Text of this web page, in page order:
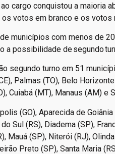
cargo conquistou a maioria
votos em branco e os votos
municípios com menos de
possibilidade de segundo
segundo turno em 51
Palmas (TO), Belo
Cuiabá (MT), Manaus (AM) e
(GO), Aparecida de Goiânia
Sul (RS), Diadema (SP),
Mauá (SP), Niterói (RJ),
Preto (SP), Santa Maria